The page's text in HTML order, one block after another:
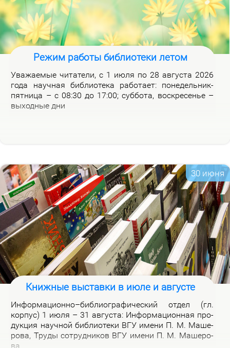
Режим работы библиотеки летом
Ува­жа­е­мые чи­та­те­ли, с 1 июля по 28 ав­гу­ста 2026
го­да на­уч­ная биб­лио­те­ка ра­бо­та­ет: по­не­дель­ник-
пят­ни­ца – с 08:30 до 17:00; суб­бо­та, вос­кре­се­нье –
вы­ход­ные дни
30 июня
Книжные выставки в июле и августе
Ин­фор­ма­ци­он­но–биб­лио­гра­фи­че­ский от­дел (гл.
кор­пус) 1 июля – 31 ав­гу­ста: Ин­фор­ма­ци­он­ная про­
дук­ция на­уч­ной биб­лио­те­ки ВГУ име­ни П. М. Ма­ше­
ро­ва, Тру­ды со­труд­ни­ков ВГУ име­ни П. М. Ма­ше­ро­
ва